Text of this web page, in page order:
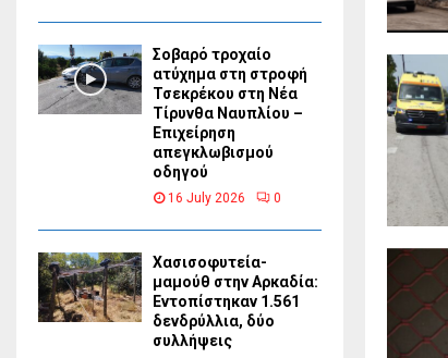
Σοβαρό τροχαίο
ατύχημα στη στροφή
Τσεκρέκου στη Νέα
Τίρυνθα Ναυπλίου –
Επιχείρηση
απεγκλωβισμού
οδηγού
16 July 2026 0
Χασισοφυτεία-
μαμούθ στην Αρκαδία:
Εντοπίστηκαν 1.561
δενδρύλλια, δύο
συλλήψεις